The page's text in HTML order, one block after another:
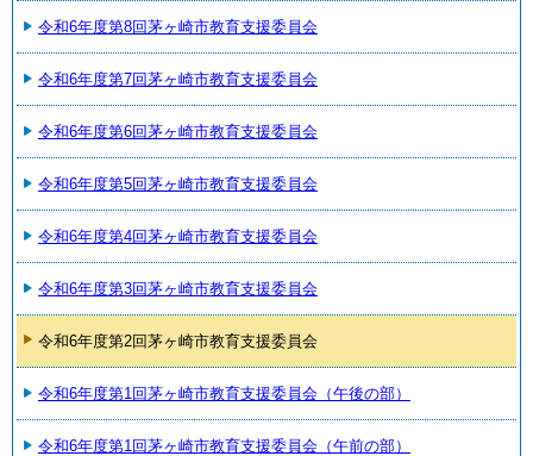
令和6年度第8回茅ヶ崎市教育支援委員会
令和6年度第7回茅ヶ崎市教育支援委員会
令和6年度第6回茅ヶ崎市教育支援委員会
令和6年度第5回茅ヶ崎市教育支援委員会
令和6年度第4回茅ヶ崎市教育支援委員会
令和6年度第3回茅ヶ崎市教育支援委員会
令和6年度第2回茅ヶ崎市教育支援委員会
令和6年度第1回茅ヶ崎市教育支援委員会（午後の部）
令和6年度第1回茅ヶ崎市教育支援委員会（午前の部）